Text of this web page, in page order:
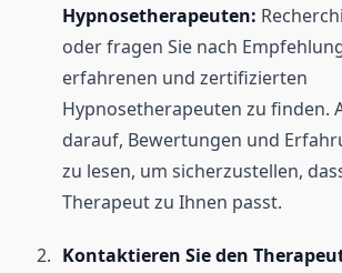
Hypnosetherapeuten:
oder fragen Sie nach
erfahrenen und zertifizierten
Hypnosetherapeuten zu finden.
darauf, Bewertungen und
zu lesen, um sicherzustellen,
Therapeut zu Ihnen passt.
Kontaktieren Sie den